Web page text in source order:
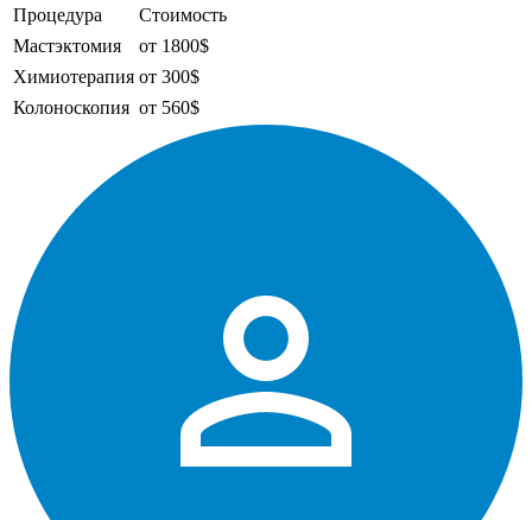
Процедура
Стоимость
Мастэктомия
от 1800$
Химиотерапия от 300$
Колоноскопия от 560$